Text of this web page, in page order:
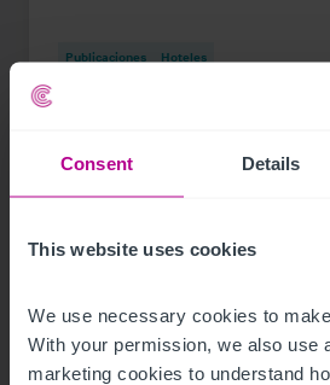
Consent Details
This website uses cookies
We use necessary cookies to
With your permission, we also use
marketing cookies to understand
Publicaciones Hoteles